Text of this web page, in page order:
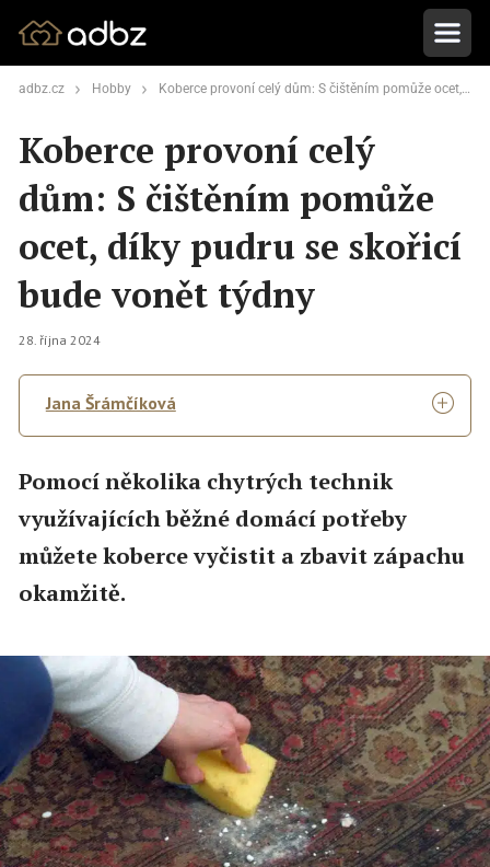
adbz.cz Hobby Koberce provoní celý dům: S čištěním pomůže ocet, díky pudru se skořicí bude vonět týdny
Koberce provoní celý
dům: S čištěním pomůže
ocet, díky pudru se skořicí
bude vonět týdny
28. října 2024
Jana Šrámčíková
Pomocí několika chytrých technik
využívajících běžné domácí potřeby
můžete koberce vyčistit a zbavit zápachu
okamžitě.